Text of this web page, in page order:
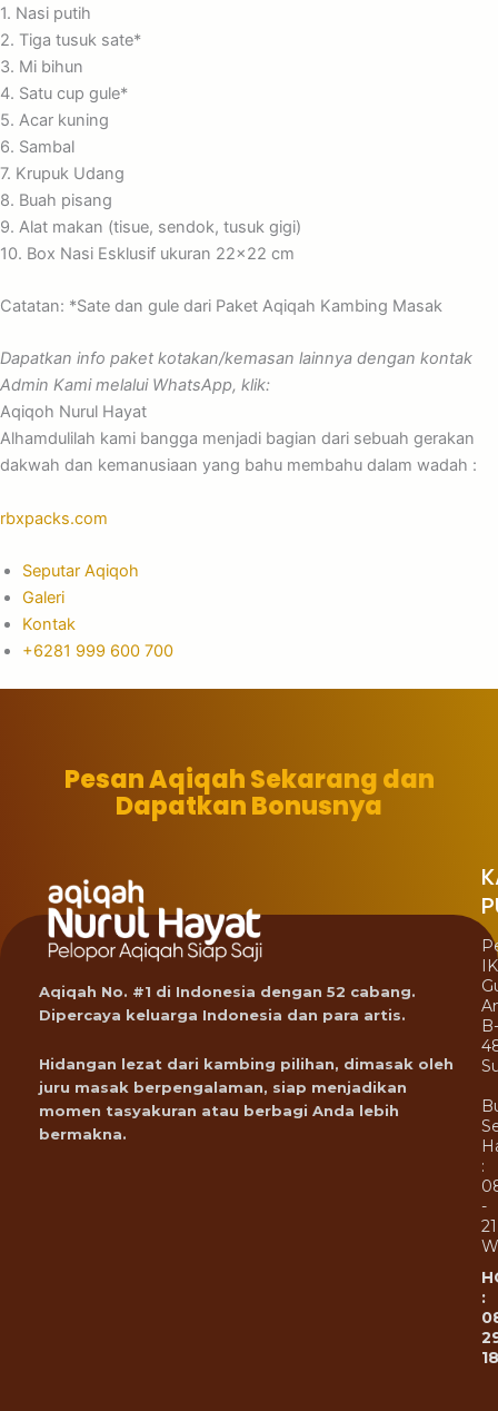
1. Nasi putih
2. Tiga tusuk sate*
3. Mi bihun
4. Satu cup gule*
5. Acar kuning
6. Sambal
7. Krupuk Udang
8. Buah pisang
9. Alat makan (tisue, sendok, tusuk gigi)
10. Box Nasi Esklusif ukuran 22×22 cm
Catatan: *Sate dan gule dari Paket Aqiqah Kambing Masak
Dapatkan info paket kotakan/kemasan lainnya dengan kontak
Admin Kami melalui WhatsApp, klik:
Aqiqoh Nurul Hayat
Alhamdulilah kami bangga menjadi bagian dari sebuah gerakan
dakwah dan kemanusiaan yang bahu membahu dalam wadah :
rbxpacks.com
Seputar Aqiqoh
Galeri
Kontak
+6281 999 600 700
Pesan Aqiqah Sekarang dan
Dapatkan Bonusnya
Aqiqah No. #1 di Indonesia dengan 52 cabang.
Dipercaya keluarga Indonesia dan para artis.
Hidangan lezat dari kambing pilihan, dimasak oleh
juru masak berpengalaman, siap menjadikan
momen tasyakuran atau berbagi Anda lebih
bermakna.
B-
:
-
: